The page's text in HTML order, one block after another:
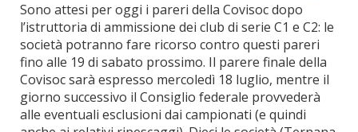
Sono attesi per oggi i pareri della Covisoc dopo
l’istruttoria di ammissione dei club di serie C1 e C2: le
società potranno fare ricorso contro questi pareri
fino alle 19 di sabato prossimo. Il parere finale della
Covisoc sarà espresso mercoledì 18 luglio, mentre il
giorno successivo il Consiglio federale provvederà
alle eventuali esclusioni dai campionati (e quindi